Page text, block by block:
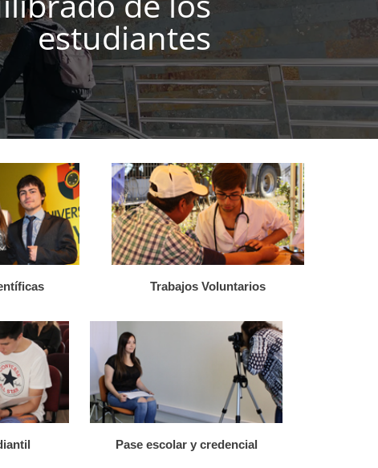
estudiantes
Trabajos Voluntarios
Pase escolar y credencial